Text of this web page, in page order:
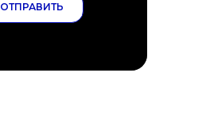
ОТПРАВИТЬ